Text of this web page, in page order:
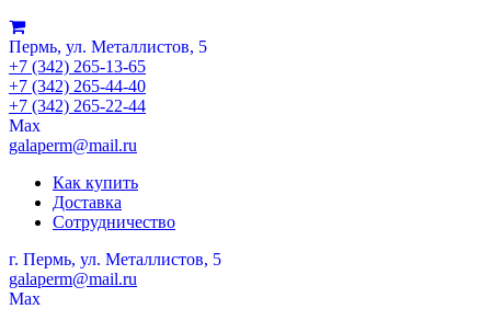
Пермь, ул. Металлистов, 5
+7 (342) 265-13-65
+7 (342) 265-44-40
+7 (342) 265-22-44
Мах
galaperm@mail.ru
Как купить
Доставка
Сотрудничество
г. Пермь, ул. Металлистов, 5
galaperm@mail.ru
Мах